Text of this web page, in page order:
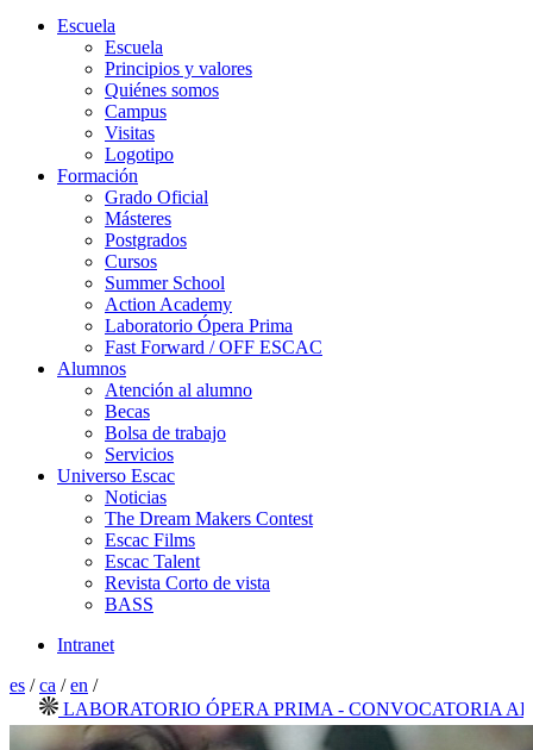
Escuela
Escuela
Principios y valores
Quiénes somos
Campus
Visitas
Logotipo
Formación
Grado Oficial
Másteres
Postgrados
Cursos
Summer School
Action Academy
Laboratorio Ópera Prima
Fast Forward / OFF ESCAC
Alumnos
Atención al alumno
Becas
Bolsa de trabajo
Servicios
Universo Escac
Noticias
The Dream Makers Contest
Escac Films
Escac Talent
Revista Corto de vista
BASS
Intranet
es /ca /en /
LABORATORIO ÓPERA PRIMA - CONVOCATORIA